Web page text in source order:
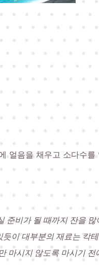
얼음을 채우고 소다수를
준비가 될 때까지 잔을 많
이 대부분의 재료는 칵
마시지 않도록 마시기 전